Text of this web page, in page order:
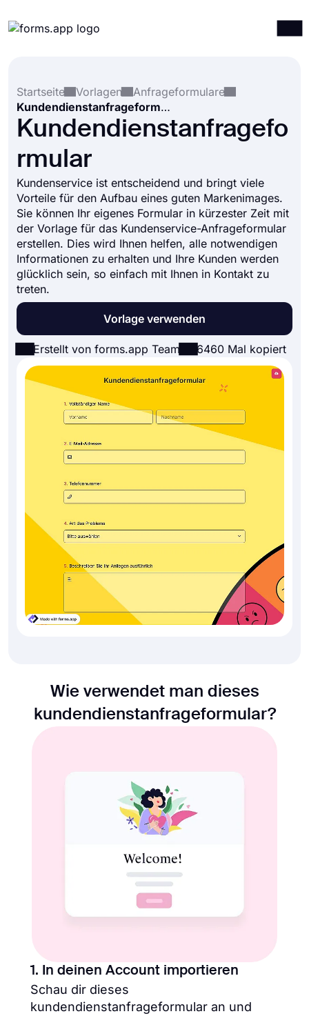
Integrationen
Vorlagen
Ressourcen
Startseite
Vorlagen
Anfrageformulare
Kundendienstanfrageformular
Kundendienstanfragefo
rmular
Kundenservice ist entscheidend und bringt viele
Vorteile für den Aufbau eines guten Markenimages.
Sie können Ihr eigenes Formular in kürzester Zeit mit
der Vorlage für das Kundenservice-Anfrageformular
erstellen. Dies wird Ihnen helfen, alle notwendigen
Informationen zu erhalten und Ihre Kunden werden
glücklich sein, so einfach mit Ihnen in Kontakt zu
treten.
Vorlage verwenden
Erstellt von forms.app Team 6460 Mal kopiert
Wie verwendet man dieses
kundendienstanfrageformular?
1. In deinen Account importieren
Schau dir dieses
kundendienstanfrageformular an und